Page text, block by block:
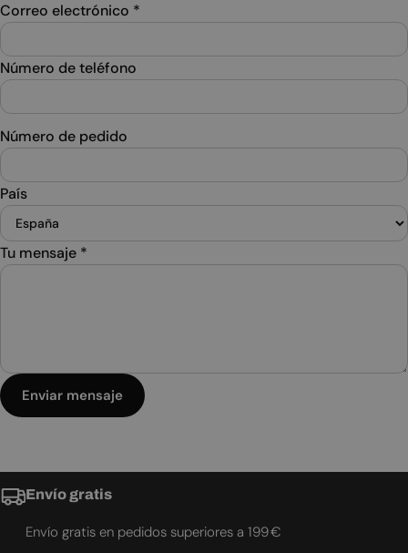
Correo electrónico *
Número de teléfono
Número de pedido
País
Tu mensaje *
Enviar mensaje
Envío gratis
Envío gratis en pedidos superiores a 199 €